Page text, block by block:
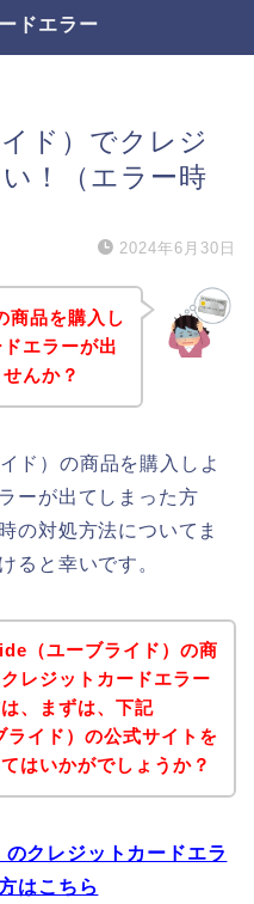
ドエラー
ド）でクレジ
！（エラー時
2024年6月30日
商品を購入し
エラーが出
んか？
ド）の商品を購入しよ
ーが出てしまった方
の対処方法についてま
ると幸いです。
（ユーブライド）の商
レジットカードエラー
、まずは、下記
イド）の公式サイトを
はいかがでしょうか？
クレジットカードエラ
はこちら